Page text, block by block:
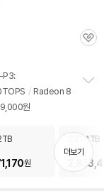
관
P3:
/ Radeon 8
원
치
기
원
SSD 4TB
더보기